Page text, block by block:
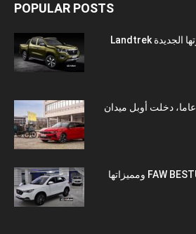
POPULAR POSTS
” ستافيم بيجو ” تطلق سيارتها الجديدة Landtrek
21 جانفي 1899: قبل 125 عاما، دخلت أوبل ميدان
مواصفات سيارة FAW BESTURN X40 ومميزاتها